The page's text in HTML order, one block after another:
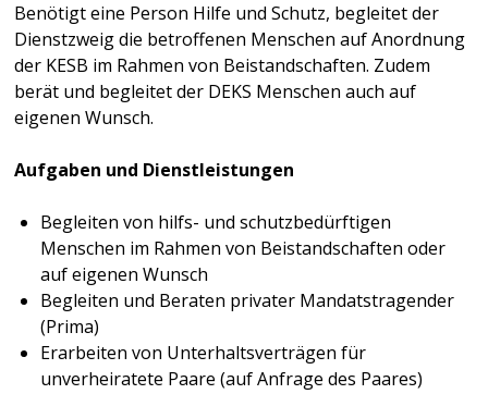
Benötigt eine Person Hilfe und Schutz, begleitet der
Dienstzweig die betroffenen Menschen auf Anordnung
der KESB im Rahmen von Beistandschaften. Zudem
berät und begleitet der DEKS Menschen auch auf
eigenen Wunsch.
Aufgaben und Dienstleistungen
Begleiten von hilfs- und schutzbedürftigen
Menschen im Rahmen von Beistandschaften oder
auf eigenen Wunsch
Begleiten und Beraten privater Mandatstragender
(Prima)
Erarbeiten von Unterhaltsverträgen für
unverheiratete Paare (auf Anfrage des Paares)